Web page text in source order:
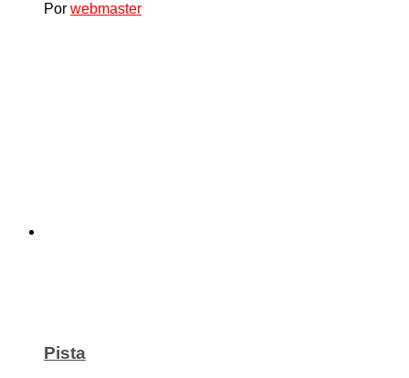
Por webmaster
Pista